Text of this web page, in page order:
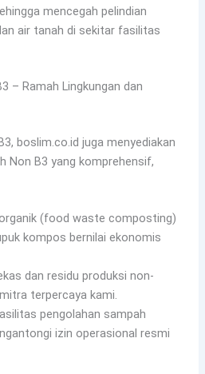
mencegah pelindian
air tanah di sekitar fasilitas
– Ramah Lingkungan dan
boslim.co.id juga menyediakan
Non B3 yang komprehensif,
(food waste composting)
kompos bernilai ekonomis
dan residu produksi non-
terpercaya kami.
pengolahan sampah
izin operasional resmi